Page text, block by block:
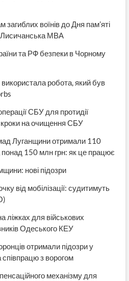
воїнів до Дня пам’яті
Лисичанська МВА
та РФ безпеки в Чорному
робота, який був
СБУ для протидії
кроки на очищення СБУ
Луганщини отримали 110
понад 150 млн грн: як це працює
нові підозри
від мобілізації: судитимуть
ліжках для військових
Одеського КЕУ
отримали підозри у
з ворогом
механізму для